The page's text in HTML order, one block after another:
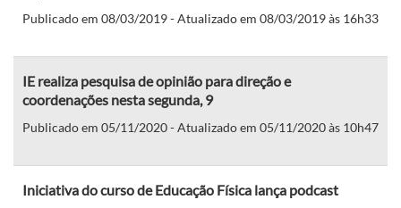
Publicado em 08/03/2019 - Atualizado em 08/03/2019 às 16h33
IE realiza pesquisa de opinião para direção e
coordenações nesta segunda, 9
Publicado em 05/11/2020 - Atualizado em 05/11/2020 às 10h47
Iniciativa do curso de Educação Física lança podcast